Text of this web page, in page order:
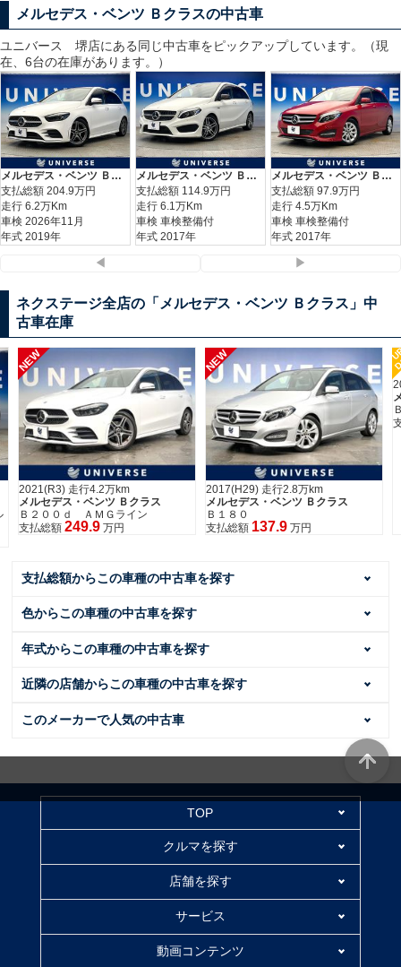
メルセデス・ベンツ Ｂクラスの中古車
ユニバース 堺店にある同じ中古車をピックアップしています。（現
在、6台の在庫があります。）
メルセデス・ベンツ Ｂクラス Ｂ２００ｄ ＡＭＧライン
支払総額 204.9万円
走行 6.2万Km
車検 2026年11月
年式 2019年
メルセデス・ベンツ Ｂクラス Ｂ２５０ ４マチック スポーツ
支払総額 114.9万円
走行 6.1万Km
車検 車検整備付
年式 2017年
メルセデス・ベンツ Ｂクラス Ｂ１８０
支払総額 97.9万円
走行 4.5万Km
車検 車検整備付
年式 2017年
◀ ▶
ネクステージ全店の「メルセデス・ベンツ Ｂクラス」中
古車在庫
NEW
2021(R3) 走行4.2万km
メルセデス・ベンツ Ｂクラス
Ｂ２００ｄ ＡＭＧライン
支払総額 249.9 万円
NEW
2017(H29) 走行2.8万km
メルセデス・ベンツ Ｂクラス
Ｂ１８０
支払総額 137.9 万円
支払総額からこの車種の中古車を探す
色からこの車種の中古車を探す
年式からこの車種の中古車を探す
近隣の店舗からこの車種の中古車を探す
このメーカーで人気の中古車
TOP
クルマを探す
店舗を探す
サービス
動画コンテンツ